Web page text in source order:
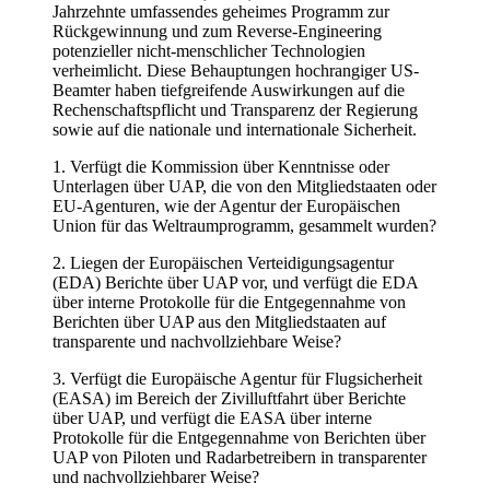
Jahrzehnte umfassendes geheimes Programm zur
Rückgewinnung und zum Reverse-Engineering
potenzieller nicht-menschlicher Technologien
verheimlicht. Diese Behauptungen hochrangiger US-
Beamter haben tiefgreifende Auswirkungen auf die
Rechenschaftspflicht und Transparenz der Regierung
sowie auf die nationale und internationale Sicherheit.
1. Verfügt die Kommission über Kenntnisse oder
Unterlagen über UAP, die von den Mitgliedstaaten oder
EU-Agenturen, wie der Agentur der Europäischen
Union für das Weltraumprogramm, gesammelt wurden?
2. Liegen der Europäischen Verteidigungsagentur
(EDA) Berichte über UAP vor, und verfügt die EDA
über interne Protokolle für die Entgegennahme von
Berichten über UAP aus den Mitgliedstaaten auf
transparente und nachvollziehbare Weise?
3. Verfügt die Europäische Agentur für Flugsicherheit
(EASA) im Bereich der Zivilluftfahrt über Berichte
über UAP, und verfügt die EASA über interne
Protokolle für die Entgegennahme von Berichten über
UAP von Piloten und Radarbetreibern in transparenter
und nachvollziehbarer Weise?